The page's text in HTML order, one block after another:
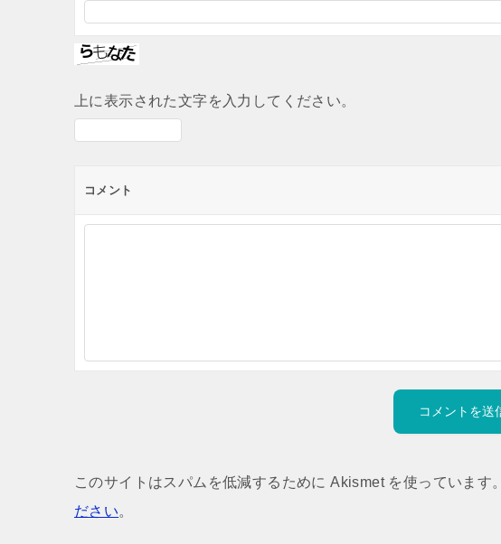
上に表示された文字を入力してください。
コメント
このサイトはスパムを低減するために Akismet を使っています。
ださい。